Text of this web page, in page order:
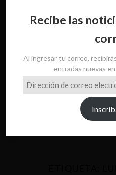
Recibe las
Al ingresar tu correo,
entradas nuevas
Dirección
de